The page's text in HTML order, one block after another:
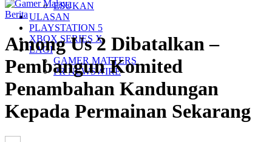
ESUKAN
ULASAN
PLAYSTATION 5
XBOX SERIES X
LAGI
GAMER MATTERS
PR NEWSWIRE
Berita
Among Us 2 Dibatalkan –
Pembangun Komited
Penambahan Kandungan
Kepada Permainan Sekarang